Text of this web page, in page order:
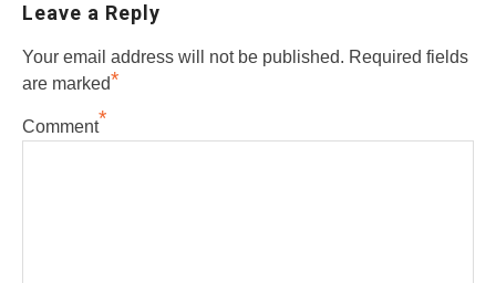
Leave a Reply
Your email address will not be published. Required fields
are marked*
Comment*